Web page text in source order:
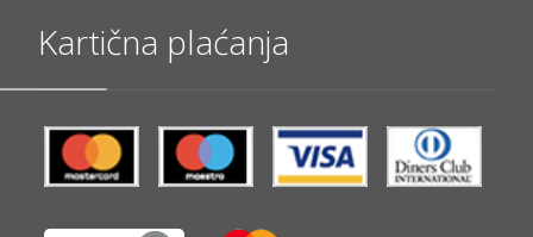
Kartična plaćanja